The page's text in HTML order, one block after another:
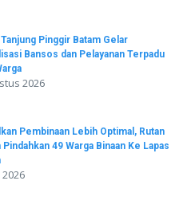
Pinggir Batam Gelar
Bansos dan Pelayanan Terpadu
2026
Pembinaan Lebih Optimal, Rutan
Pindahkan 49 Warga Binaan Ke Lapas
2026